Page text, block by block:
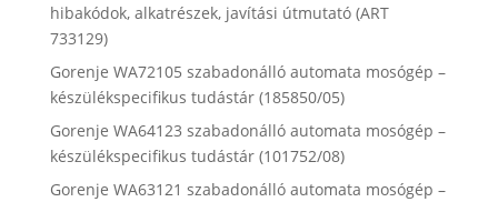
hibakódok, alkatrészek, javítási útmutató (ART
733129)
Gorenje WA72105 szabadonálló automata mosógép –
készülékspecifikus tudástár (185850/05)
Gorenje WA64123 szabadonálló automata mosógép –
készülékspecifikus tudástár (101752/08)
Gorenje WA63121 szabadonálló automata mosógép –